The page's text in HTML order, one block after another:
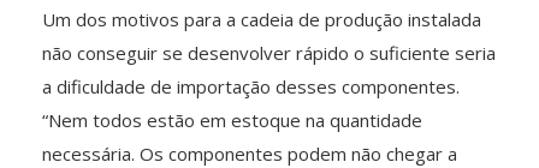
Um dos motivos para a cadeia de produção instalada
não conseguir se desenvolver rápido o suficiente seria
a dificuldade de importação desses componentes.
“Nem todos estão em estoque na quantidade
necessária. Os componentes podem não chegar a